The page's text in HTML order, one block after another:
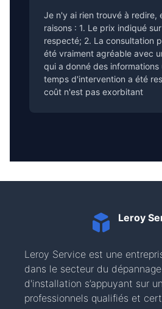
Je n'y ai rien trouvé à redire,
raisons : 1. Le prix indiqué
respecté; 2. La consultation
été vraiment agréable avec
qui a donné des informations
temps d'intervention a été
coût n'est pas exorbitant
Leroy
Leroy Service est une
dans le secteur du
d'installation s’appuyant sur
professionnels qualifiés et